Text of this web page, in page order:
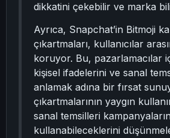
dikkatini çekebilir ve marka
Ayrıca, Snapchat’in Bitmoji
çıkartmaları, kullanıcılar
koruyor. Bu, pazarlamacılar
kişisel ifadelerini ve sanal
anlamak adına bir fırsat
çıkartmalarının yaygın
sanal temsilleri
kullanabileceklerini